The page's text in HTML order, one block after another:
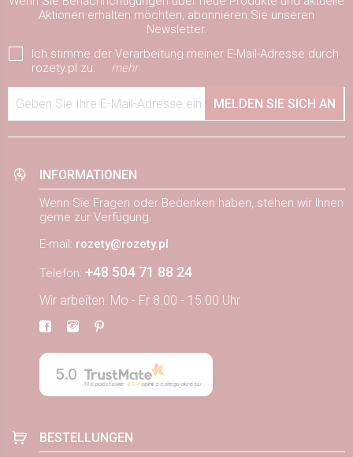
Aktionen erhalten möchten, abonnieren Sie unseren
Newsletter.
Ich stimme der Verarbeitung meiner E-Mail-Adresse durch
rozety.pl zu.
mehr
Geben Sie Ihre E-Mail-Adresse ein MELDEN SIE SICH AN
INFORMATIONEN
Wenn Sie Fragen oder Bedenken haben, stehen wir Ihnen
gerne zur Verfügung.
E-mail: rozety@rozety.pl
Telefon: +48 504 71 88 24
Wir arbeiten: Mo - Fr 8.00 - 15.00 Uhr
5.0
Na podstawie 884opinii z całego okresu
BESTELLUNGEN